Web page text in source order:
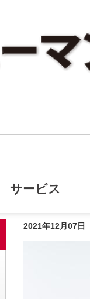
サービス
2021年12月07日